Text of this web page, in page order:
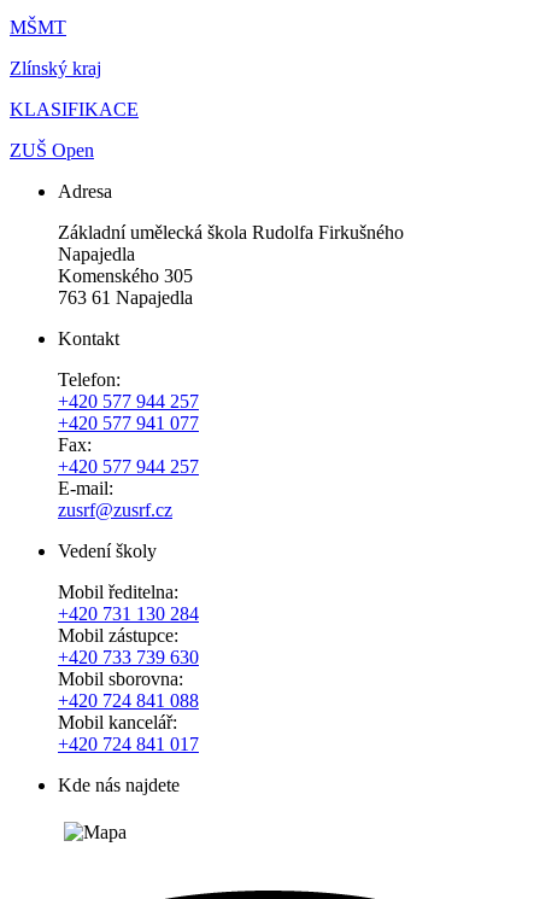
MŠMT
Zlínský kraj
KLASIFIKACE
ZUŠ Open
Adresa
Základní umělecká škola Rudolfa Firkušného
Napajedla
Komenského 305
763 61 Napajedla
Kontakt
Telefon:
+420 577 944 257
+420 577 941 077
Fax:
+420 577 944 257
E-mail:
zusrf@zusrf.cz
Vedení školy
Mobil ředitelna:
+420 731 130 284
Mobil zástupce:
+420 733 739 630
Mobil sborovna:
+420 724 841 088
Mobil kancelář:
+420 724 841 017
Kde nás najdete